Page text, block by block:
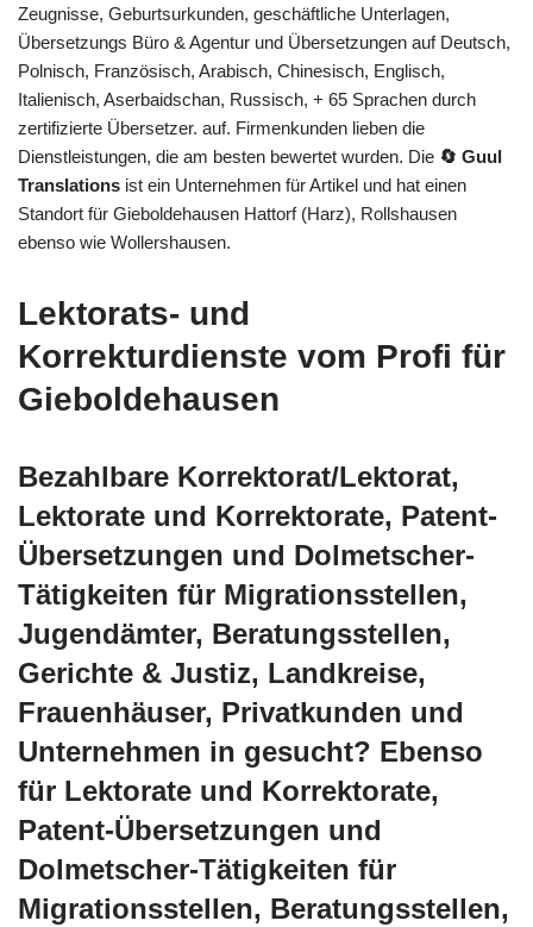
Zeugnisse, Geburtsurkunden, geschäftliche Unterlagen,
Übersetzungs Büro & Agentur und Übersetzungen auf Deutsch,
Polnisch, Französisch, Arabisch, Chinesisch, Englisch,
Italienisch, Aserbaidschan, Russisch, + 65 Sprachen durch
zertifizierte Übersetzer. auf. Firmenkunden lieben die
Dienstleistungen, die am besten bewertet wurden. Die 🔄 Guul
Translations ist ein Unternehmen für Artikel und hat einen
Standort für Gieboldehausen Hattorf (Harz), Rollshausen
ebenso wie Wollershausen.
Lektorats- und
Korrekturdienste vom Profi für
Gieboldehausen
Bezahlbare Korrektorat/Lektorat,
Lektorate und Korrektorate, Patent-
Übersetzungen und Dolmetscher-
Tätigkeiten für Migrationsstellen,
Jugendämter, Beratungsstellen,
Gerichte & Justiz, Landkreise,
Frauenhäuser, Privatkunden und
Unternehmen in gesucht? Ebenso
für Lektorate und Korrektorate,
Patent-Übersetzungen und
Dolmetscher-Tätigkeiten für
Migrationsstellen, Beratungsstellen,